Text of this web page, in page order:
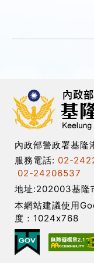
內政部警政署基隆
服務電話: 02-
02-24206537
地址:202003基隆
本網站建議使用
度：1024x768